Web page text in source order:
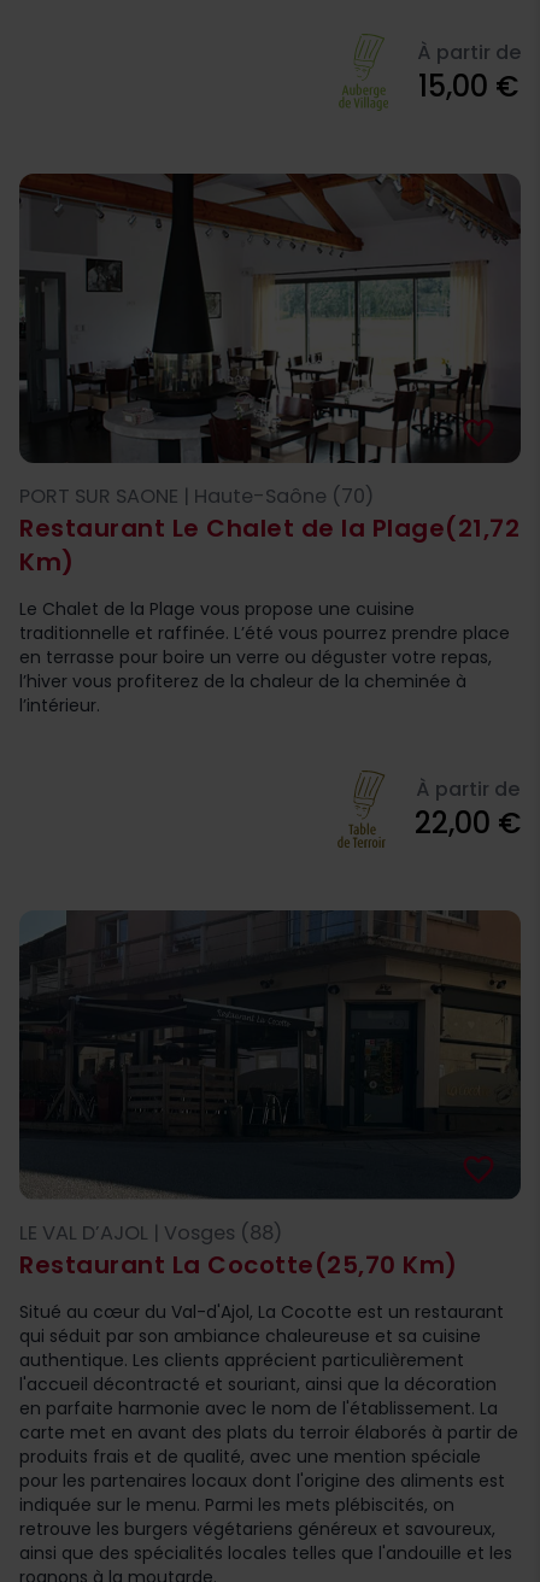
À partir de
15,00 €
Restaurant Le Chalet de la Plage(21,72
Km)
favorite_border
PORT SUR SAONE | Haute-Saône (70)
Le Chalet de la Plage vous propose une cuisine
traditionnelle et raffinée. L’été vous pourrez prendre place
en terrasse pour boire un verre ou déguster votre repas,
l’hiver vous profiterez de la chaleur de la cheminée à
l’intérieur.
À partir de
22,00 €
Restaurant La Cocotte(25,70 Km)
favorite_border
LE VAL D’AJOL | Vosges (88)
Situé au cœur du Val-d'Ajol, La Cocotte est un restaurant
qui séduit par son ambiance chaleureuse et sa cuisine
authentique. Les clients apprécient particulièrement
l'accueil décontracté et souriant, ainsi que la décoration
en parfaite harmonie avec le nom de l'établissement. La
carte met en avant des plats du terroir élaborés à partir de
produits frais et de qualité, avec une mention spéciale
pour les partenaires locaux dont l'origine des aliments est
indiquée sur le menu. Parmi les mets plébiscités, on
retrouve les burgers végétariens généreux et savoureux,
ainsi que des spécialités locales telles que l'andouille et les
rognons à la moutarde.